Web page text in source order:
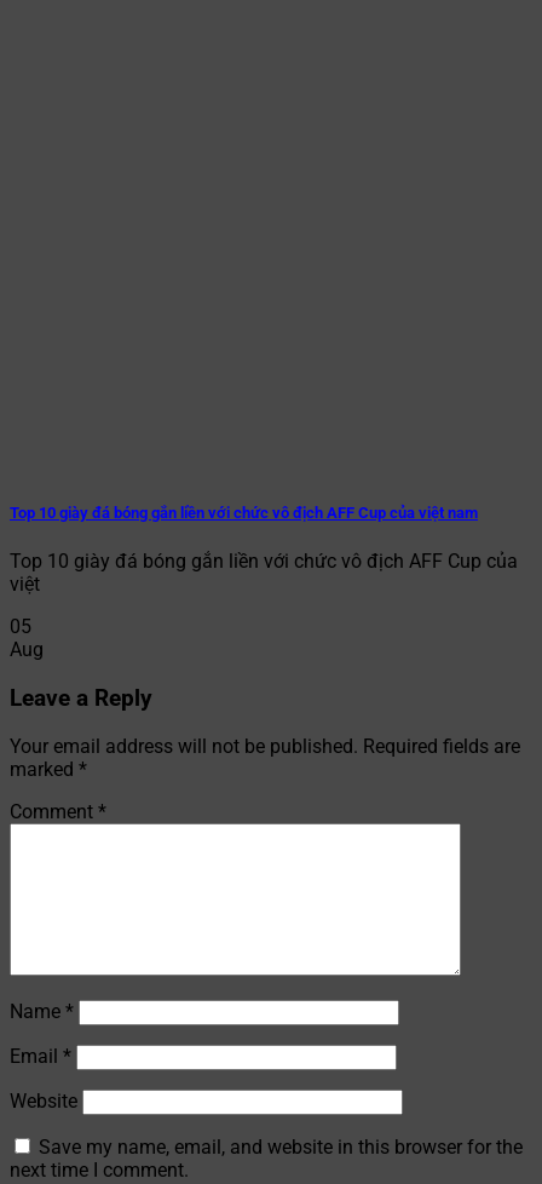
Top 10 giày đá bóng gắn liền với chức vô địch AFF Cup của việt nam
Top 10 giày đá bóng gắn liền với chức vô địch AFF Cup của
việt
05
Aug
Leave a Reply
Your email address will not be published. Required fields are
marked *
Comment *
Name *
Email *
Website
Save my name, email, and website in this browser for the
next time I comment.